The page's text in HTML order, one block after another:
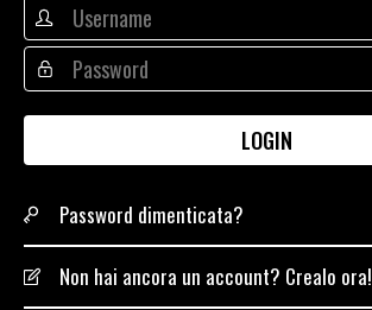
LOGIN
Password dimenticata?
Non hai ancora un account? Crealo ora!